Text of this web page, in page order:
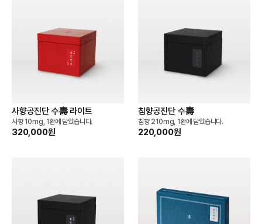
사향공진단 수壽 라이트
사향 10mg, 1환에 담았습니다.
320,000원
침향공진단 수壽
침향 210mg, 1환에 담았습니다.
220,000원